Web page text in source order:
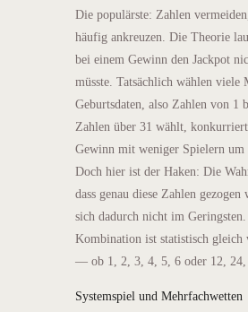
Die populärste: Zahlen
häufig ankreuzen. Die Theorie
bei einem Gewinn den Jackpot
müsste. Tatsächlich wählen viele
Geburtsdaten, also Zahlen von 1
Zahlen über 31 wählt,
Gewinn mit weniger Spielern um
Doch hier ist der Haken: Die
dass genau diese Zahlen gezogen
sich dadurch nicht im Geringsten.
Kombination ist statistisch gleich
— ob 1, 2, 3, 4, 5, 6 oder 12, 24,
Systemspiel und Mehrfachwetten